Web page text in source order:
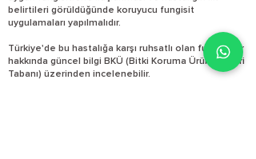
belirtileri görüldüğünde koruyucu fungisit
uygulamaları yapılmalıdır.
Türkiye'de bu hastalığa karşı ruhsatlı olan fungisitler
hakkında güncel bilgi BKÜ (Bitki Koruma Ürünleri Veri
Tabanı) üzerinden incelenebilir.